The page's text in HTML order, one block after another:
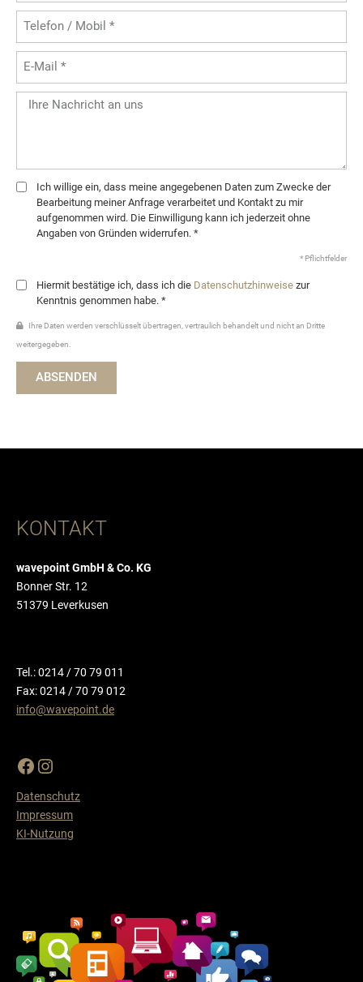
Ich willige ein, dass meine angegebenen Daten zum Zwecke der
Bearbeitung meiner Anfrage verarbeitet und Kontakt zu mir
aufgenommen wird. Die Einwilligung kann ich jederzeit ohne
Angaben von Gründen widerrufen. *
* Pflichtfelder
Hiermit bestätige ich, dass ich die Datenschutzhinweise zur
Kenntnis genommen habe. *
Ihre Daten werden verschlüsselt übertragen, vertraulich behandelt und nicht an Dritte
weitergegeben.
ABSENDEN
KONTAKT
wavepoint GmbH & Co. KG
Bonner Str. 12
51379 Leverkusen
Tel.: 0214 / 70 79 011
Fax: 0214 / 70 79 012
info@wavepoint.de
Datenschutz
Impressum
KI-Nutzung